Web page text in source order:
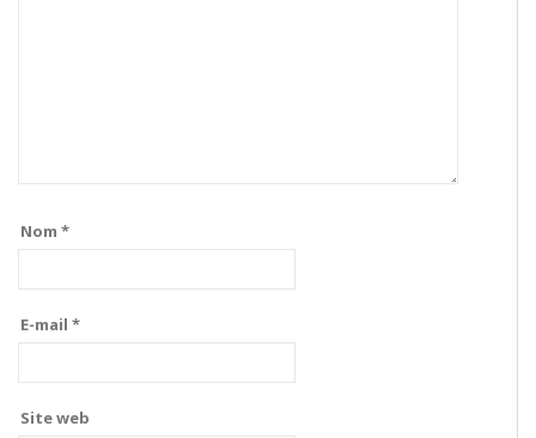
Nom *
E-mail *
Site web